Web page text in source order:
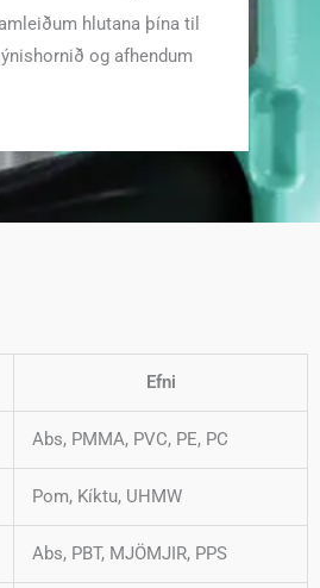
hlutana þína til
og afhendum
Efni
Abs, PMMA, PVC, PE, PC
Pom, Kíktu, UHMW
Abs, PBT, MJÖMJIR, PPS